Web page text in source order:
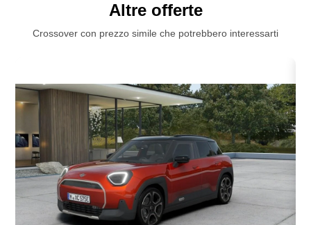
Altre offerte
Crossover con prezzo simile che potrebbero interessarti